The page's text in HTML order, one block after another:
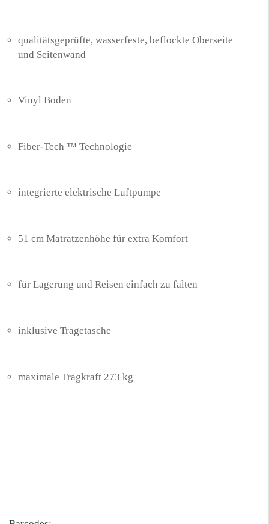
qualitätsgeprüfte, wasserfeste, beflockte Oberseite
und Seitenwand
Vinyl Boden
Fiber-Tech ™ Technologie
integrierte elektrische Luftpumpe
51 cm Matratzenhöhe für extra Komfort
für Lagerung und Reisen einfach zu falten
inklusive Tragetasche
maximale Tragkraft 273 kg